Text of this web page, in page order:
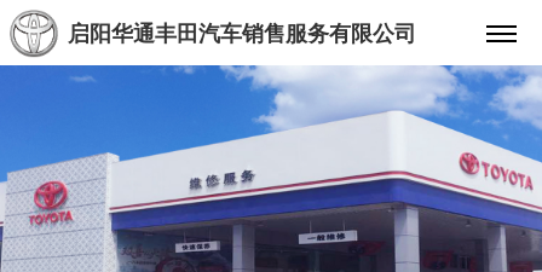
启阳华通丰田汽车销售服务有限公司